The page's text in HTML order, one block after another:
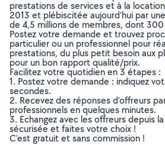
prestations de services et à la
2013 et plébiscitée aujourd’hui par
de 4,5 millions de membres, dont
Postez votre demande et trouvez
particulier ou un professionnel pour
prestations, du plus petit besoin aux
pour un bon rapport qualité/prix.
Facilitez votre quotidien en 3 étapes :
1. Postez votre demande : indiquez
secondes.
2. Recevez des réponses d’offreurs
professionnels en quelques minutes.
3. Echangez avec les offreurs depuis
sécurisée et faites votre choix !
C’est gratuit et sans commission !